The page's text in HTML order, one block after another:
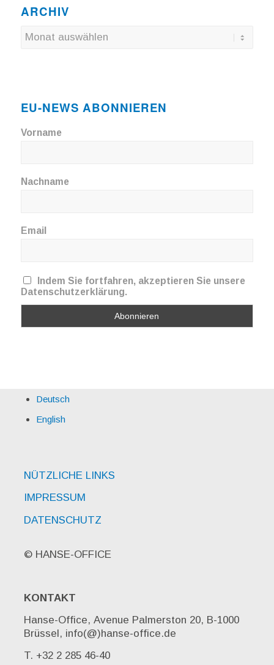
ARCHIV
EU-NEWS ABONNIEREN
Vorname
Nachname
Email
Indem Sie fortfahren, akzeptieren Sie unsere
Datenschutzerklärung.
Deutsch
English
NÜTZLICHE LINKS
IMPRESSUM
DATENSCHUTZ
© HANSE-OFFICE
KONTAKT
Hanse-Office, Avenue Palmerston 20, B-1000
Brüssel, info(@)hanse-office.de
T. +32 2 285 46-40